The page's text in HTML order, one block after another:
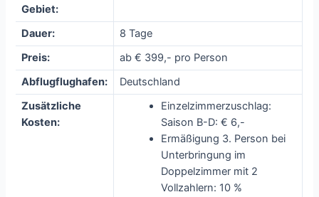
Gebiet:
Dauer:
8 Tage
Preis:
ab € 399,- pro Person
Abflugflughafen:
Deutschland
Zusätzliche
Kosten:
Einzelzimmerzuschlag:
Saison B-D: € 6,-
Ermäßigung 3. Person bei
Unterbringung im
Doppelzimmer mit 2
Vollzahlern: 10 %